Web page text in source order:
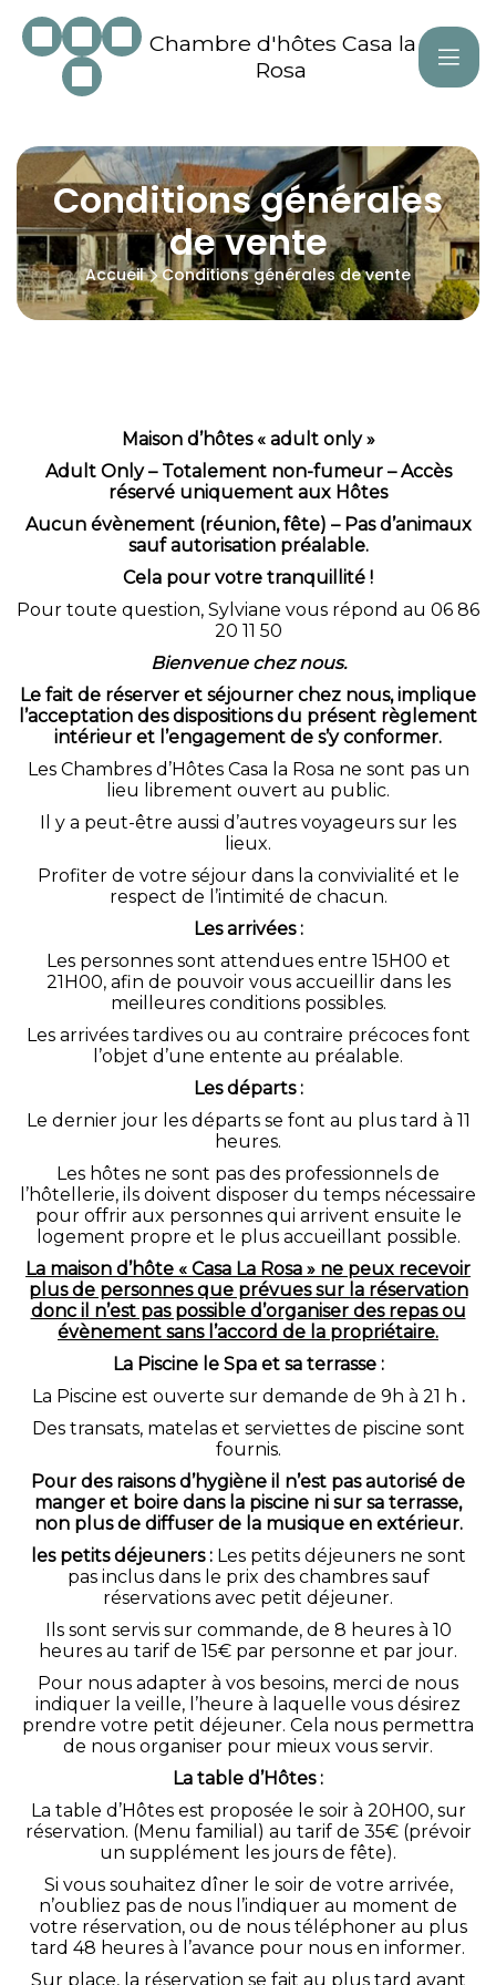
Chambre d'hôtes Casa la
Rosa
Conditions générales
de vente
Accueil Conditions générales de vente
Maison d’hôtes « adult only »
Adult Only – Totalement non-fumeur – Accès
réservé uniquement aux Hôtes
Aucun évènement (réunion, fête) – Pas d’animaux
sauf autorisation préalable.
Cela pour votre tranquillité !
Pour toute question, Sylviane vous répond au 06 86
20 11 50
Bienvenue chez nous.
Le fait de réserver et séjourner chez nous, implique
l’acceptation des dispositions du présent règlement
intérieur et l’engagement de s’y conformer.
Les Chambres d’Hôtes Casa la Rosa ne sont pas un
lieu librement ouvert au public.
Il y a peut-être aussi d’autres voyageurs sur les
lieux.
Profiter de votre séjour dans la convivialité et le
respect de l’intimité de chacun.
Les arrivées :
Les personnes sont attendues entre 15H00 et
21H00, afin de pouvoir vous accueillir dans les
meilleures conditions possibles.
Les arrivées tardives ou au contraire précoces font
l’objet d’une entente au préalable.
Les départs :
Le dernier jour les départs se font au plus tard à 11
heures.
Les hôtes ne sont pas des professionnels de
l’hôtellerie, ils doivent disposer du temps nécessaire
pour offrir aux personnes qui arrivent ensuite le
logement propre et le plus accueillant possible.
La maison d’hôte « Casa La Rosa » ne peux recevoir
plus de personnes que prévues sur la réservation
donc il n’est pas possible d’organiser des repas ou
évènement sans l’accord de la propriétaire.
La Piscine le Spa et sa terrasse :
La Piscine est ouverte sur demande de 9h à 21 h .
Des transats, matelas et serviettes de piscine sont
fournis.
Pour des raisons d’hygiène il n’est pas autorisé de
manger et boire dans la piscine ni sur sa terrasse,
non plus de diffuser de la musique en extérieur.
les petits déjeuners : Les petits déjeuners ne sont
pas inclus dans le prix des chambres sauf
réservations avec petit déjeuner.
Ils sont servis sur commande, de 8 heures à 10
heures au tarif de 15€ par personne et par jour.
Pour nous adapter à vos besoins, merci de nous
indiquer la veille, l’heure à laquelle vous désirez
prendre votre petit déjeuner. Cela nous permettra
de nous organiser pour mieux vous servir.
La table d’Hôtes :
La table d’Hôtes est proposée le soir à 20H00, sur
réservation. (Menu familial) au tarif de 35€ (prévoir
un supplément les jours de fête).
Si vous souhaitez dîner le soir de votre arrivée,
n’oubliez pas de nous l’indiquer au moment de
votre réservation, ou de nous téléphoner au plus
tard 48 heures à l’avance pour nous en informer.
Sur place, la réservation se fait au plus tard avant